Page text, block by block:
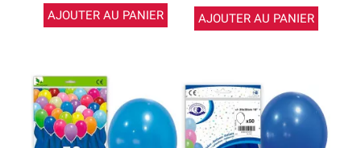
AJOUTER AU PANIER AJOUTER AU PANIER